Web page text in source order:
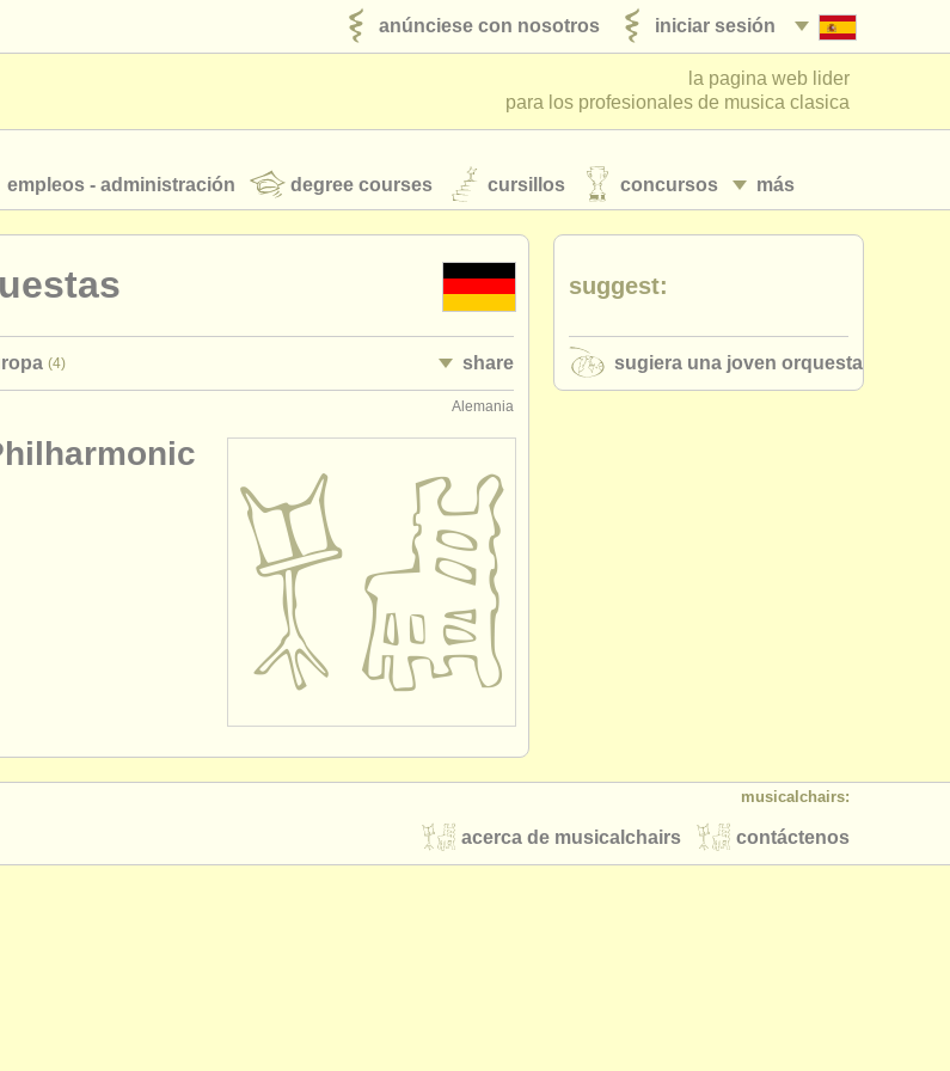
iniciar sesión
anúnciese con nosotros
la pagina web lider
para los profesionales de musica clasica
más
empleos - administración degree courses cursillos concursos
iniciar sesión
(4) share
Alemania
suggest:
sugiera una joven orquesta
musicalchairs:
contáctenos
acerca de musicalchairs